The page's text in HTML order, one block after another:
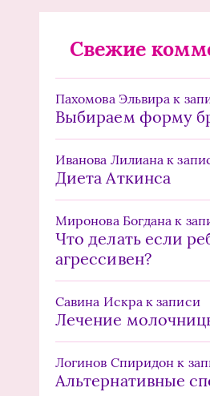
Свежие
Пахомова Эльвира к
Выбираем форму
Иванова Лилиана к
Диета Аткинса
Миронова Богдана к
Что делать если
агрессивен?
Савина Искрак записи
Лечение
Логинов Спиридон к
Альтернативные